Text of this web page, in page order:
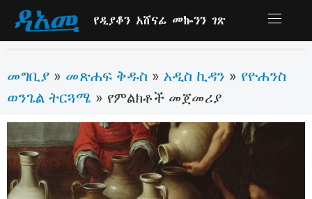
የዲያቆን አሸናፊ መኰንን ገጽ
መግቢያ » መጽሐፍ ቅዱስ » አዲስ ኪዳን » የዮሐንስ
ወንጌል ትርጓሜ » የምልክቶች መጀመሪያ